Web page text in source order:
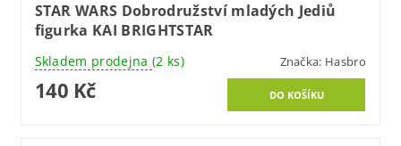
STAR WARS Dobrodružství mladých Jediů
figurka KAI BRIGHTSTAR
Skladem prodejna (2 ks) Značka: Hasbro
140 Kč